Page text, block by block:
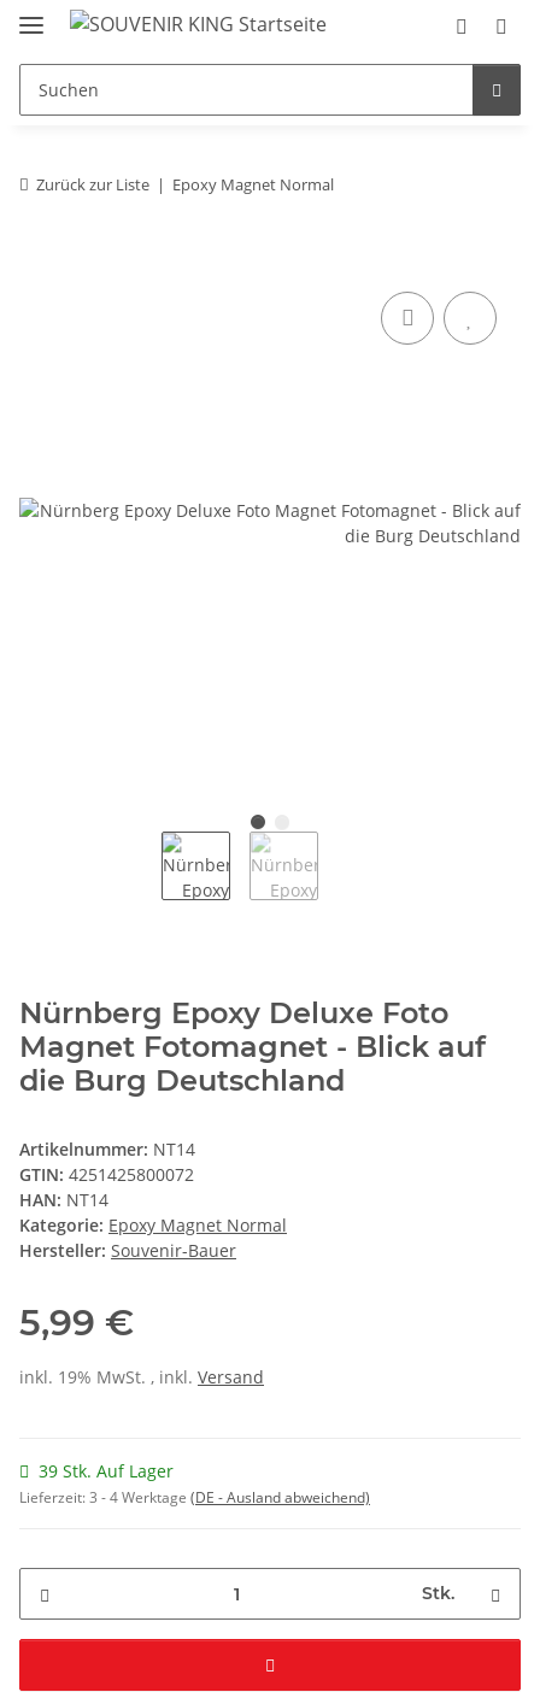
Zurück zur Liste Epoxy Magnet Normal
Nürnberg Epoxy Deluxe Foto
Magnet Fotomagnet - Blick auf
die Burg Deutschland
Artikelnummer: NT14
GTIN: 4251425800072
HAN: NT14
Kategorie: Epoxy Magnet Normal
Hersteller: Souvenir-Bauer
5,99 €
inkl. 19% MwSt. , inkl. Versand
39 Stk. Auf Lager
Lieferzeit:3 - 4 Werktage (DE - Ausland abweichend)
Stk.